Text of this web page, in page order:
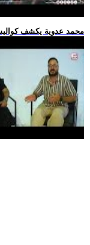
.. محمد عدوية يكشف